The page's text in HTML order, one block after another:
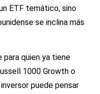
ETF temático, sino
se inclina más
quien ya tiene
1000 Growth o
puede pensar